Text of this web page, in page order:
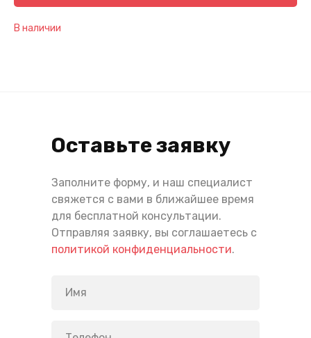
В наличии
Оставьте заявку
Заполните форму, и наш специалист
свяжется с вами в ближайшее время
для бесплатной консультации.
Отправляя заявку, вы соглашаетесь с
политикой конфиденциальности.